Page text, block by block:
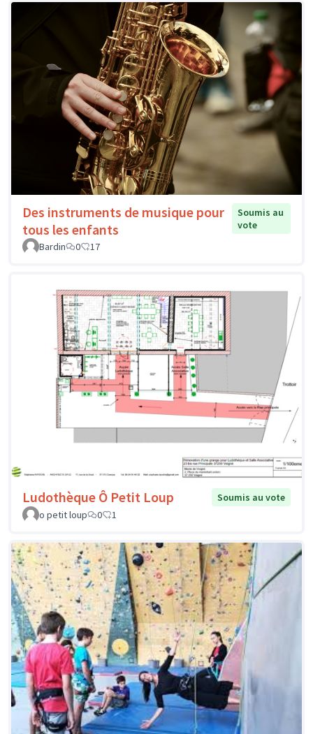
Des instruments de musique pour
tous les enfants
Soumis au
vote
Bardin
0 17
Ludothèque Ô Petit Loup
Soumis au vote
o petit loup
0 1